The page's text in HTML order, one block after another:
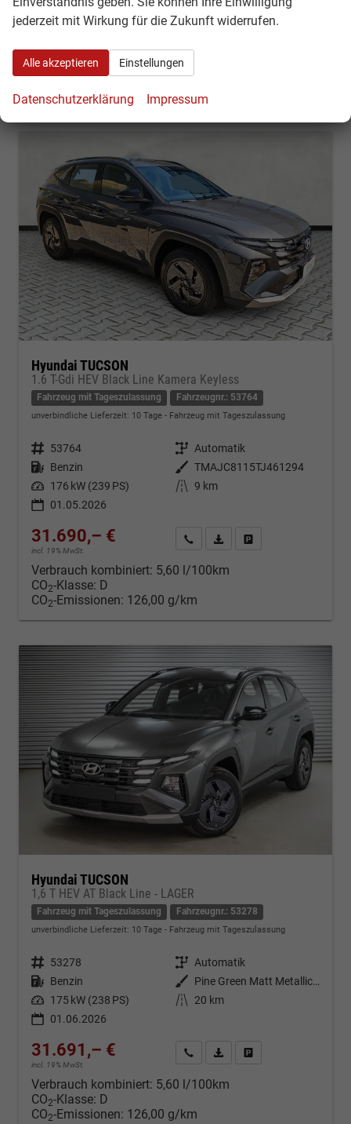
31.690,– € Kontakt & Angebot anfordern
PDF-Datei, Fahrzeugexposé
Fahrzeug merken/
Verbrauch kombiniert:
CO2-Klasse:
Hyundai TUCSON
1.6 T-Gdi HEV Black Line Kamera Keyless
Fahrzeug mit Tageszulassung Fahrzeugnr.: 53764
unverbindliche Lieferzeit: 10 Tage Fahrzeug mit Tageszulassung
Fahrzeugnr. 53764 Getriebe Automatik
Kraftstoff Benzin Außenfarbe TMAJC8115TJ461294
Leistung 176 kW (239 PS) Kilometerstand 9 km
01.05.2026
31.690,– €
incl. 19% MwSt.
Kontakt & Angebot anfordern
PDF-Datei, Fahrzeugexposé
Verbrauch kombiniert: 5,60 l/100km
CO2-Klasse: D
CO2-Emissionen: 126,00 g/km
Hyundai TUCSON
1,6 T HEV AT Black Line - LAGER
Fahrzeug mit Tageszulassung Fahrzeugnr.: 53278
unverbindliche Lieferzeit: 10 Tage Fahrzeug mit Tageszulassung
Fahrzeugnr. 53278 Getriebe Automatik
Kraftstoff Benzin Außenfarbe
Pine Green Matt Metallic ()
Leistung 175 kW (238 PS) Kilometerstand
20 km
01.06.2026
31.691,– €
incl. 19% MwSt.
Kontakt & Angebot anfordern
PDF-Datei, Fahrzeugexposé
Verbrauch kombiniert: 5,60 l/100km
CO2-Klasse: D
CO2-Emissionen: 126,00 g/km
jederzeit mit Wirkung für die Zukunft widerrufen.
Alle akzeptieren Einstellungen
Datenschutzerklärung Impressum